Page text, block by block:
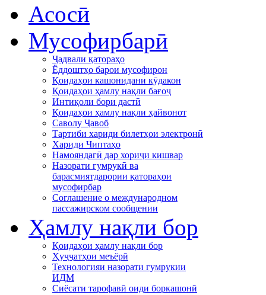
Асосӣ
Мусофирбарӣ
Ҷадвали қатораҳо
Ёддоштҳо барои мусофирон
Қоидаҳои кашонидани кӯдакон
Қоидаҳои ҳамлу нақли бағоҷ
Интиқоли бори дастӣ
Қоидаҳои ҳамлу нақли ҳайвонот
Саволу Ҷавоб
Тартиби хариди билетҳои электронӣ
Хариди Чиптаҳо
Намояндагӣ дар хориҷи кишвар
Назорати гумрукӣ ва
барасмиятдарории қатораҳои
мусофирбар
Соглашение о международном
пассажирском сообщении
Ҳамлу нақли бор
Қоидаҳои ҳамлу нақли бор
Ҳуҷҷатҳои меъёрӣ
Технологияи назорати гумрукии
ИДМ
Сиёсати тарофавӣ оиди боркашонӣ